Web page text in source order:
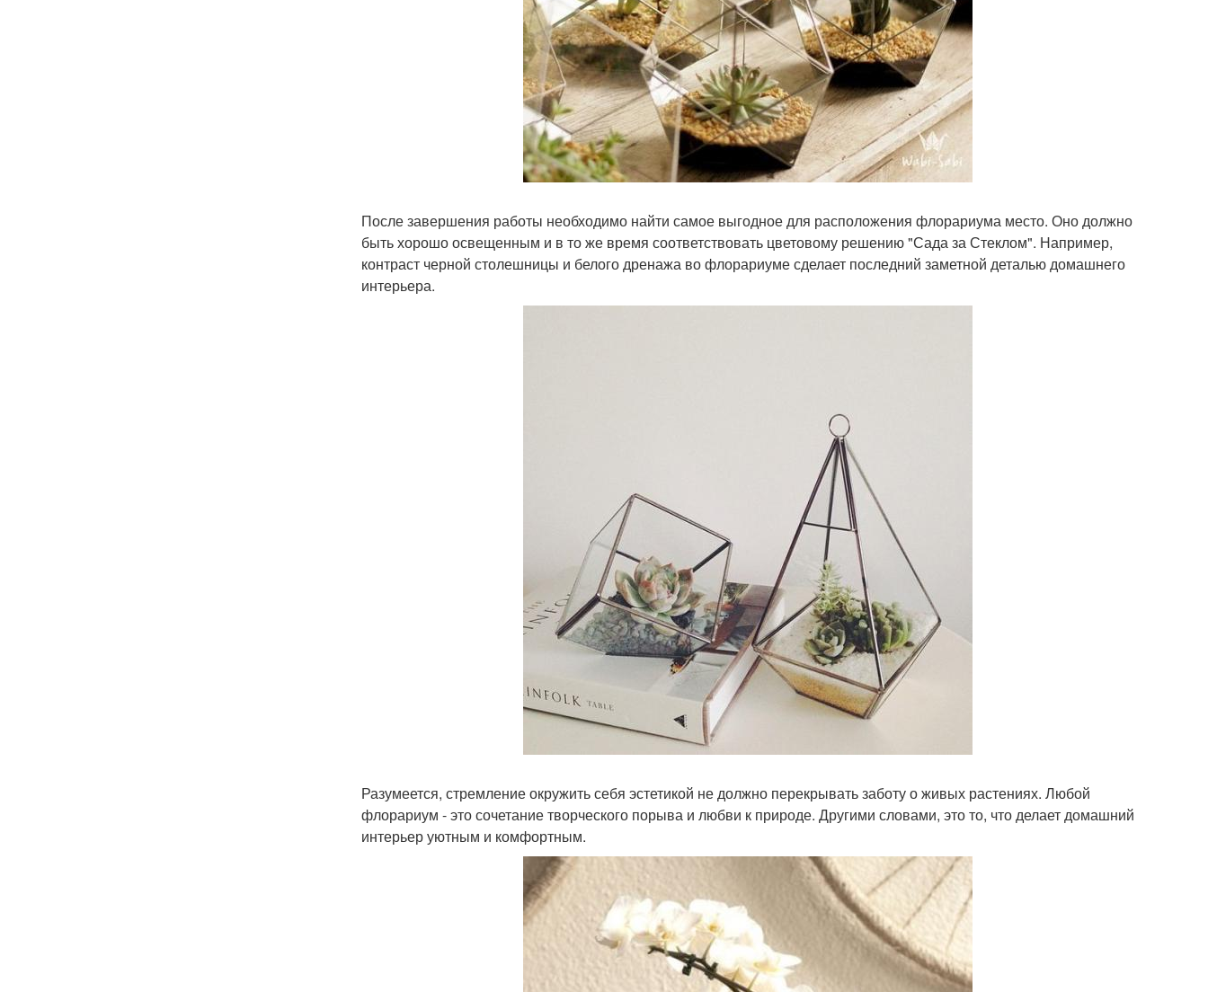
После завершения работы необходимо найти самое выгодное для расположения флорариума место. Оно должно
быть хорошо освещенным и в то же время соответствовать цветовому решению "Сада за Стеклом". Например,
контраст черной столешницы и белого дренажа во флорариуме сделает последний заметной деталью домашнего
интерьера.
Разумеется, стремление окружить себя эстетикой не должно перекрывать заботу о живых растениях. Любой
флорариум - это сочетание творческого порыва и любви к природе. Другими словами, это то, что делает домашний
интерьер уютным и комфортным.